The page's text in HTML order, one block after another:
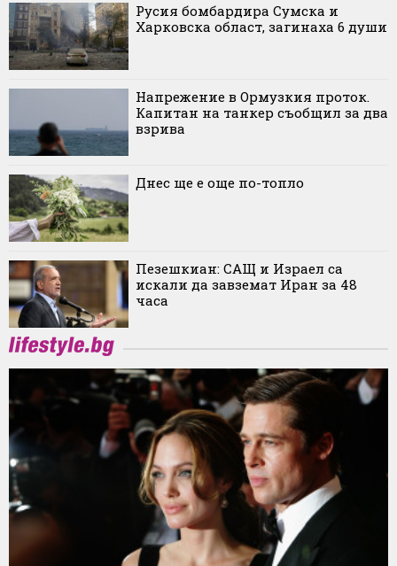
Русия бомбардира Сумска и
Харковска област, загинаха 6 души
Напрежение в Ормузкия проток.
Капитан на танкер съобщил за два
взрива
Днес ще е още по-топло
Пезешкиан: САЩ и Израел са
искали да завземат Иран за 48
часа